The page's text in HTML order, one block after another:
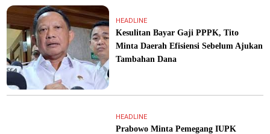
HEADLINE
Kesulitan Bayar Gaji PPPK, Tito
Minta Daerah Efisiensi Sebelum Ajukan
Tambahan Dana
HEADLINE
Prabowo Minta Pemegang IUPK